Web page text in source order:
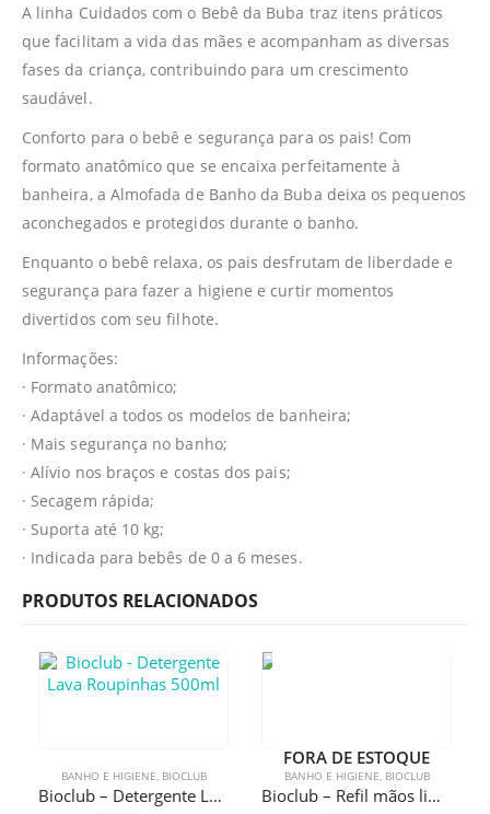
A linha Cuidados com o Bebê da Buba traz itens práticos
que facilitam a vida das mães e acompanham as diversas
fases da criança, contribuindo para um crescimento
saudável.
Conforto para o bebê e segurança para os pais! Com
formato anatômico que se encaixa perfeitamente à
banheira, a Almofada de Banho da Buba deixa os pequenos
aconchegados e protegidos durante o banho.
Enquanto o bebê relaxa, os pais desfrutam de liberdade e
segurança para fazer a higiene e curtir momentos
divertidos com seu filhote.
Informações:
· Formato anatômico;
· Adaptável a todos os modelos de banheira;
· Mais segurança no banho;
· Alívio nos braços e costas dos pais;
· Secagem rápida;
· Suporta até 10 kg;
· Indicada para bebês de 0 a 6 meses.
PRODUTOS RELACIONADOS
BANHO E HIGIENE, BIOCLUB
Bioclub – Detergente Lava Roupinhas 500ml
FORA DE ESTOQUE
BANHO E HIGIENE, BIOCLUB
Bioclub – Refil mãos limpinhas 150ml